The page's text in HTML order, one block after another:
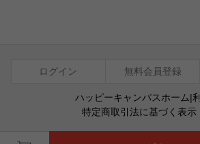
ログイン 無料会員登録
ハッピーキャンパスホーム|
特定商取引法に基づく表示